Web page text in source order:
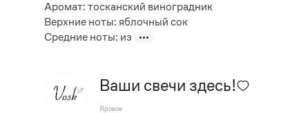
Аромат: тосканский виноградник
Верхние ноты: яблочный сок
Средние ноты: из
Ваши свечи здесь!
Яровое